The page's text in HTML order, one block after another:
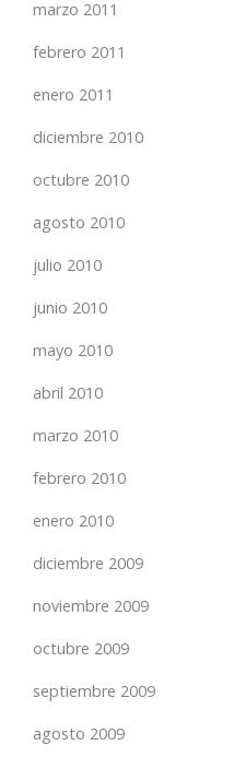
marzo 2011
febrero 2011
enero 2011
diciembre 2010
octubre 2010
agosto 2010
julio 2010
junio 2010
mayo 2010
abril 2010
marzo 2010
febrero 2010
enero 2010
diciembre 2009
noviembre 2009
octubre 2009
septiembre 2009
agosto 2009